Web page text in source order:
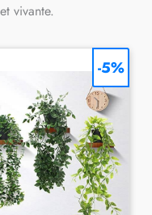
vivante.
-5%